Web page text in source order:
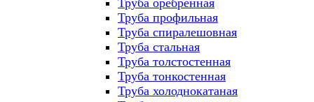
Труба оребренная
Труба профильная
Труба спиралешовная
Труба стальная
Труба толстостенная
Труба тонкостенная
Труба холоднокатаная